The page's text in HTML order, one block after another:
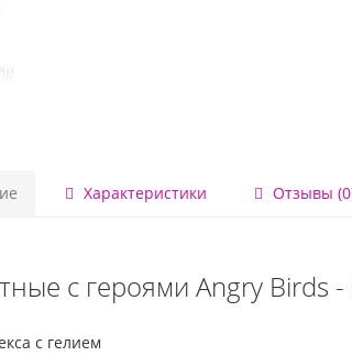
Характеристики Отзывы
с героями Angry Birds
с гелием